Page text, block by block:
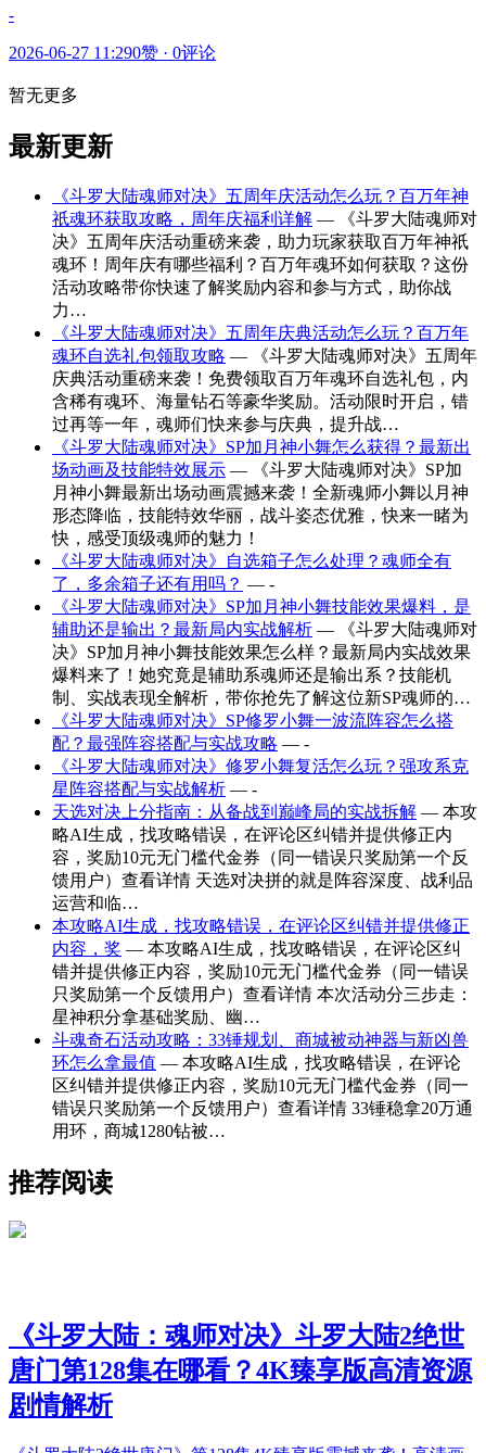
-
2026-06-27 11:290赞 · 0评论
暂无更多
最新更新
《斗罗大陆魂师对决》五周年庆活动怎么玩？百万年神
祇魂环获取攻略，周年庆福利详解 — 《斗罗大陆魂师对
决》五周年庆活动重磅来袭，助力玩家获取百万年神祇
魂环！周年庆有哪些福利？百万年魂环如何获取？这份
活动攻略带你快速了解奖励内容和参与方式，助你战
力…
《斗罗大陆魂师对决》五周年庆典活动怎么玩？百万年
魂环自选礼包领取攻略 — 《斗罗大陆魂师对决》五周年
庆典活动重磅来袭！免费领取百万年魂环自选礼包，内
含稀有魂环、海量钻石等豪华奖励。活动限时开启，错
过再等一年，魂师们快来参与庆典，提升战…
《斗罗大陆魂师对决》SP加月神小舞怎么获得？最新出
场动画及技能特效展示 — 《斗罗大陆魂师对决》SP加
月神小舞最新出场动画震撼来袭！全新魂师小舞以月神
形态降临，技能特效华丽，战斗姿态优雅，快来一睹为
快，感受顶级魂师的魅力！
《斗罗大陆魂师对决》自选箱子怎么处理？魂师全有
了，多余箱子还有用吗？ — -
《斗罗大陆魂师对决》SP加月神小舞技能效果爆料，是
辅助还是输出？最新局内实战解析 — 《斗罗大陆魂师对
决》SP加月神小舞技能效果怎么样？最新局内实战效果
爆料来了！她究竟是辅助系魂师还是输出系？技能机
制、实战表现全解析，带你抢先了解这位新SP魂师的…
《斗罗大陆魂师对决》SP修罗小舞一波流阵容怎么搭
配？最强阵容搭配与实战攻略 — -
《斗罗大陆魂师对决》修罗小舞复活怎么玩？强攻系克
星阵容搭配与实战解析 — -
天选对决上分指南：从备战到巅峰局的实战拆解 — 本攻
略AI生成，找攻略错误，在评论区纠错并提供修正内
容，奖励10元无门槛代金券（同一错误只奖励第一个反
馈用户）查看详情 天选对决拼的就是阵容深度、战利品
运营和临…
本攻略AI生成，找攻略错误，在评论区纠错并提供修正
内容，奖 — 本攻略AI生成，找攻略错误，在评论区纠
错并提供修正内容，奖励10元无门槛代金券（同一错误
只奖励第一个反馈用户）查看详情 本次活动分三步走：
星神积分拿基础奖励、幽…
斗魂奇石活动攻略：33锤规划、商城被动神器与新凶兽
环怎么拿最值 — 本攻略AI生成，找攻略错误，在评论
区纠错并提供修正内容，奖励10元无门槛代金券（同一
错误只奖励第一个反馈用户）查看详情 33锤稳拿20万通
用环，商城1280钻被…
推荐阅读
《斗罗大陆：魂师对决》斗罗大陆2绝世
唐门第128集在哪看？4K臻享版高清资源
剧情解析